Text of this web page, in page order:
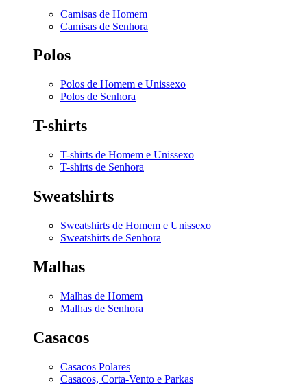
Camisas de Homem
Camisas de Senhora
Polos
Polos de Homem e Unissexo
Polos de Senhora
T-shirts
T-shirts de Homem e Unissexo
T-shirts de Senhora
Sweatshirts
Sweatshirts de Homem e Unissexo
Sweatshirts de Senhora
Malhas
Malhas de Homem
Malhas de Senhora
Casacos
Casacos Polares
Casacos, Corta-Vento e Parkas